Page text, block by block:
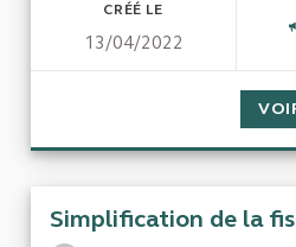
CRÉÉ LE
13/04/2022
Simplification de la